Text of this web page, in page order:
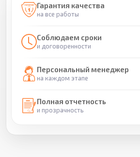
Гарантия качества
на все работы
Соблюдаем сроки
и договоренности
Персональный менеджер
на каждом этапе
Полная отчетность
и прозрачность